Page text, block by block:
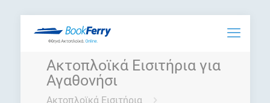
Ακτοπλοϊκά Εισιτήρια για
Αγαθονήσι
Ακτοπλοϊκά Εισιτήρια